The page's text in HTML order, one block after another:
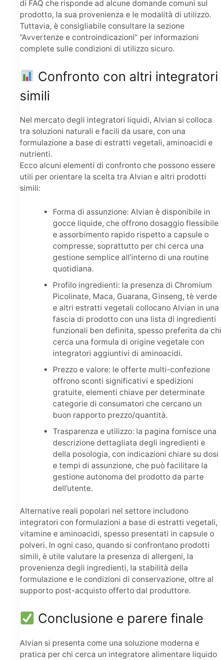
di FAQ che risponde ad alcune domande comuni sul
prodotto, la sua provenienza e le modalità di utilizzo.
Tuttavia, è consigliabile consultare la sezione
“Avvertenze e controindicazioni” per informazioni
complete sulle condizioni di utilizzo sicuro.
Confronto con altri integratori
simili
Nel mercato degli integratori liquidi, Alvian si colloca
tra soluzioni naturali e facili da usare, con una
formulazione a base di estratti vegetali, aminoacidi e
nutrienti.
Ecco alcuni elementi di confronto che possono essere
utili per orientare la scelta tra Alvian e altri prodotti
simili:
Forma di assunzione: Alvian è disponibile in
gocce liquide, che offrono dosaggio flessibile
e assorbimento rapido rispetto a capsule o
compresse, soprattutto per chi cerca una
gestione semplice all’interno di una routine
quotidiana.
Profilo ingredienti: la presenza di Chromium
Picolinate, Maca, Guarana, Ginseng, tè verde
e altri estratti vegetali collocano Alvian in una
fascia di prodotto con una lista di ingredienti
funzionali ben definita, spesso preferita da chi
cerca una formula di origine vegetale con
integratori aggiuntivi di aminoacidi.
Prezzo e valore: le offerte multi-confezione
offrono sconti significativi e spedizioni
gratuite, elementi chiave per determinate
categorie di consumatori che cercano un
buon rapporto prezzo/quantità.
Trasparenza e utilizzo: la pagina fornisce una
descrizione dettagliata degli ingredienti e
della posologia, con indicazioni chiare su dosi
e tempi di assunzione, che può facilitare la
gestione autonoma del prodotto da parte
dell’utente.
Alternative reali popolari nel settore includono
integratori con formulazioni a base di estratti vegetali,
vitamine e aminoacidi, spesso presentati in capsule o
polveri. In ogni caso, quando si confrontano prodotti
simili, è utile valutare la presenza di allergeni, la
provenienza degli ingredienti, la stabilità della
formulazione e le condizioni di conservazione, oltre al
supporto post-acquisto offerto dal produttore.
Conclusione e parere finale
Alvian si presenta come una soluzione moderna e
pratica per chi cerca un integratore alimentare liquido